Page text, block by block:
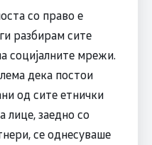
со право е
разбирам сите
социјалните мрежи.
дека постои
од сите етнички
лице, заедно со
се однесуваше